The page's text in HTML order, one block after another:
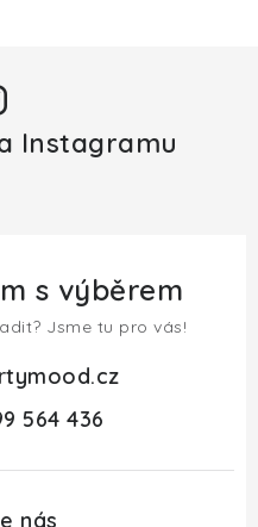
Instagramu
s výběrem
Jsme tu pro vás!
564 436